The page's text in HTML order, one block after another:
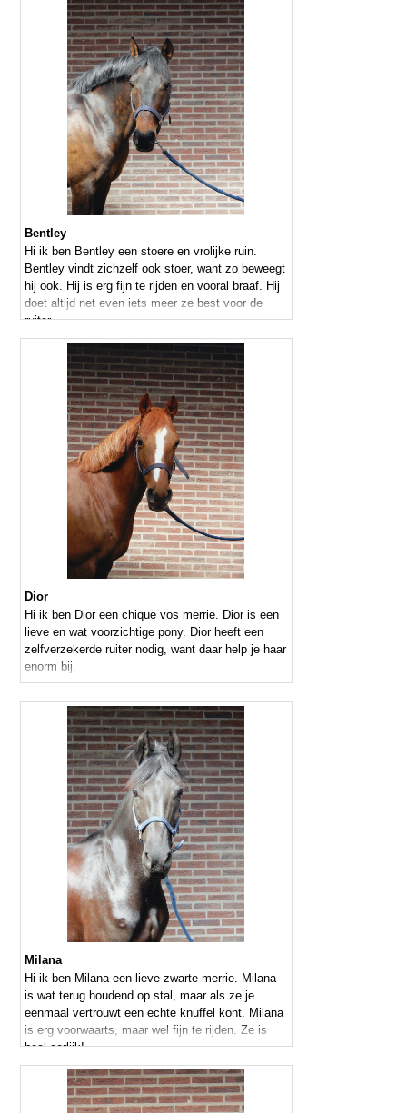
Bentley
Hi ik ben Bentley een stoere en vrolijke ruin.
Bentley vindt zichzelf ook stoer, want zo beweegt
hij ook. Hij is erg fijn te rijden en vooral braaf. Hij
doet altijd net even iets meer ze best voor de
ruiter.
Dior
Hi ik ben Dior een chique vos merrie. Dior is een
lieve en wat voorzichtige pony. Dior heeft een
zelfverzekerde ruiter nodig, want daar help je haar
enorm bij.
Milana
Hi ik ben Milana een lieve zwarte merrie. Milana
is wat terug houdend op stal, maar als ze je
eenmaal vertrouwt een echte knuffel kont. Milana
is erg voorwaarts, maar wel fijn te rijden. Ze is
heel eerlijk!